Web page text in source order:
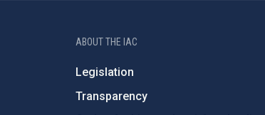
ABOUT THE IAC
Legislation
Transparency